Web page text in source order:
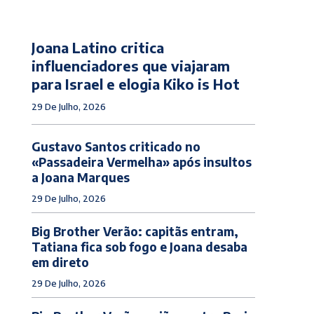
Joana Latino critica
influenciadores que viajaram
para Israel e elogia Kiko is Hot
29 De Julho, 2026
Gustavo Santos criticado no
«Passadeira Vermelha» após insultos
a Joana Marques
29 De Julho, 2026
Big Brother Verão: capitãs entram,
Tatiana fica sob fogo e Joana desaba
em direto
29 De Julho, 2026